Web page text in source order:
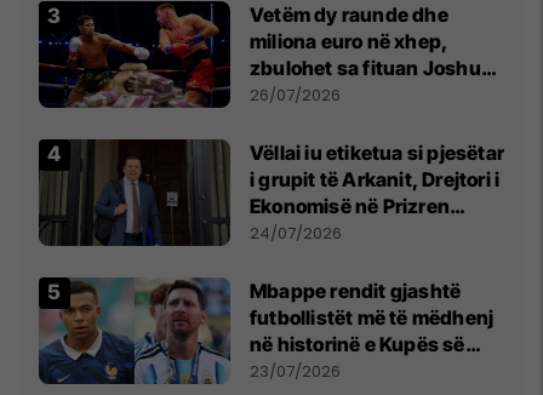
Vetëm dy raunde dhe
miliona euro në xhep,
zbulohet sa fituan Joshua
e Prenga
26/07/2026
Vëllai iu etiketua si pjesëtar
i grupit të Arkanit, Drejtori i
Ekonomisë në Prizren
mohon pretendimet
24/07/2026
Mbappe rendit gjashtë
futbollistët më të mëdhenj
në historinë e Kupës së
Botës, Messi mbetet i dyti
23/07/2026